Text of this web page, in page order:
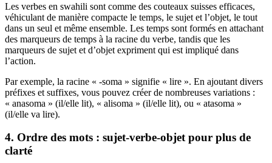
Les verbes en swahili sont comme des couteaux suisses efficaces,
véhiculant de manière compacte le temps, le sujet et l’objet, le tout
dans un seul et même ensemble. Les temps sont formés en attachant
des marqueurs de temps à la racine du verbe, tandis que les
marqueurs de sujet et d’objet expriment qui est impliqué dans
l’action.
Par exemple, la racine « -soma » signifie « lire ». En ajoutant divers
préfixes et suffixes, vous pouvez créer de nombreuses variations :
« anasoma » (il/elle lit), « alisoma » (il/elle lit), ou « atasoma »
(il/elle va lire).
4. Ordre des mots : sujet-verbe-objet pour plus de
clarté